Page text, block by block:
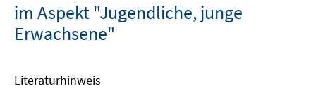
im Aspekt "Jugendliche, junge
Erwachsene"
Literaturhinweis